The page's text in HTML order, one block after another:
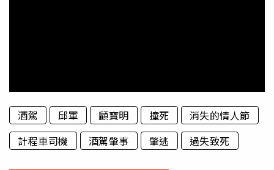
酒駕 邱軍 顧寶明 撞死
消失的情人節
計程車司機
酒駕肇事 肇逃 過失致死